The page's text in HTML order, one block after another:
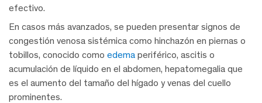
efectivo.
En casos más avanzados, se pueden presentar signos de
congestión venosa sistémica como hinchazón en piernas o
tobillos, conocido como edema periférico, ascitis o
acumulación de líquido en el abdomen, hepatomegalia que
es el aumento del tamaño del hígado y venas del cuello
prominentes.